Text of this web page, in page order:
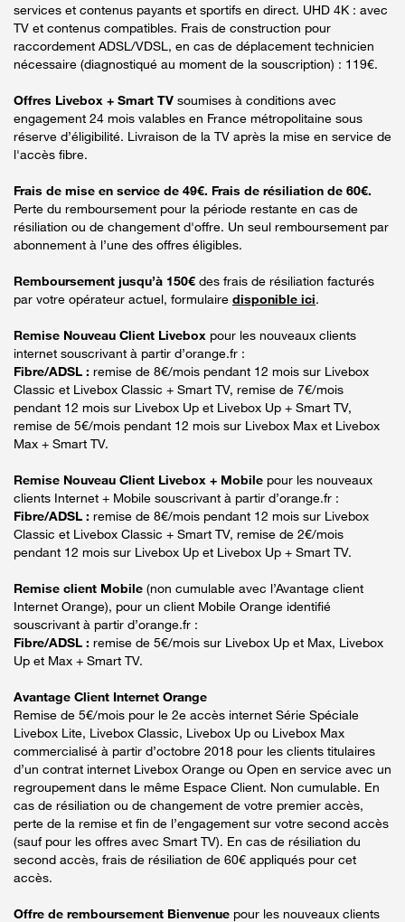
services et contenus payants et sportifs en direct. UHD 4K : avec
TV et contenus compatibles. Frais de construction pour
raccordement ADSL/VDSL, en cas de déplacement technicien
nécessaire (diagnostiqué au moment de la souscription) : 119€.
Offres Livebox + Smart TV soumises à conditions avec
engagement 24 mois valables en France métropolitaine sous
réserve d’éligibilité. Livraison de la TV après la mise en service de
l'accès fibre.
Frais de mise en service de 49€. Frais de résiliation de 60€.
Perte du remboursement pour la période restante en cas de
résiliation ou de changement d'offre. Un seul remboursement par
abonnement à l’une des offres éligibles.
Remboursement jusqu’à 150€ des frais de résiliation facturés
par votre opérateur actuel, formulaire disponible ici.
Remise Nouveau Client Livebox pour les nouveaux clients
internet souscrivant à partir d’orange.fr :
Fibre/ADSL : remise de 8€/mois pendant 12 mois sur Livebox
Classic et Livebox Classic + Smart TV, remise de 7€/mois
pendant 12 mois sur Livebox Up et Livebox Up + Smart TV,
remise de 5€/mois pendant 12 mois sur Livebox Max et Livebox
Max + Smart TV.
Remise Nouveau Client Livebox + Mobile pour les nouveaux
clients Internet + Mobile souscrivant à partir d’orange.fr :
Fibre/ADSL : remise de 8€/mois pendant 12 mois sur Livebox
Classic et Livebox Classic + Smart TV, remise de 2€/mois
pendant 12 mois sur Livebox Up et Livebox Up + Smart TV.
Remise client Mobile (non cumulable avec l’Avantage client
Internet Orange), pour un client Mobile Orange identifié
souscrivant à partir d’orange.fr :
Fibre/ADSL : remise de 5€/mois sur Livebox Up et Max, Livebox
Up et Max + Smart TV.
Avantage Client Internet Orange
Remise de 5€/mois pour le 2e accès internet Série Spéciale
Livebox Lite, Livebox Classic, Livebox Up ou Livebox Max
commercialisé à partir d’octobre 2018 pour les clients titulaires
d’un contrat internet Livebox Orange ou Open en service avec un
regroupement dans le même Espace Client. Non cumulable. En
cas de résiliation ou de changement de votre premier accès,
perte de la remise et fin de l’engagement sur votre second accès
(sauf pour les offres avec Smart TV). En cas de résiliation du
second accès, frais de résiliation de 60€ appliqués pour cet
accès.
Offre de remboursement Bienvenue pour les nouveaux clients